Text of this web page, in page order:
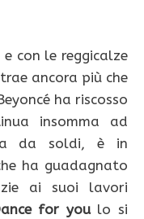
con le reggicalze
ancora più che
ha riscosso
insomma ad
da soldi, è in
ha guadagnato
ai suoi lavori
for you lo si